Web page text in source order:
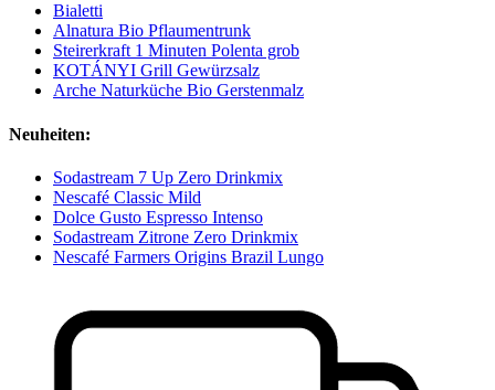
Bialetti
Alnatura Bio Pflaumentrunk
Steirerkraft 1 Minuten Polenta grob
KOTÁNYI Grill Gewürzsalz
Arche Naturküche Bio Gerstenmalz
Neuheiten:
Sodastream 7 Up Zero Drinkmix
Nescafé Classic Mild
Dolce Gusto Espresso Intenso
Sodastream Zitrone Zero Drinkmix
Nescafé Farmers Origins Brazil Lungo